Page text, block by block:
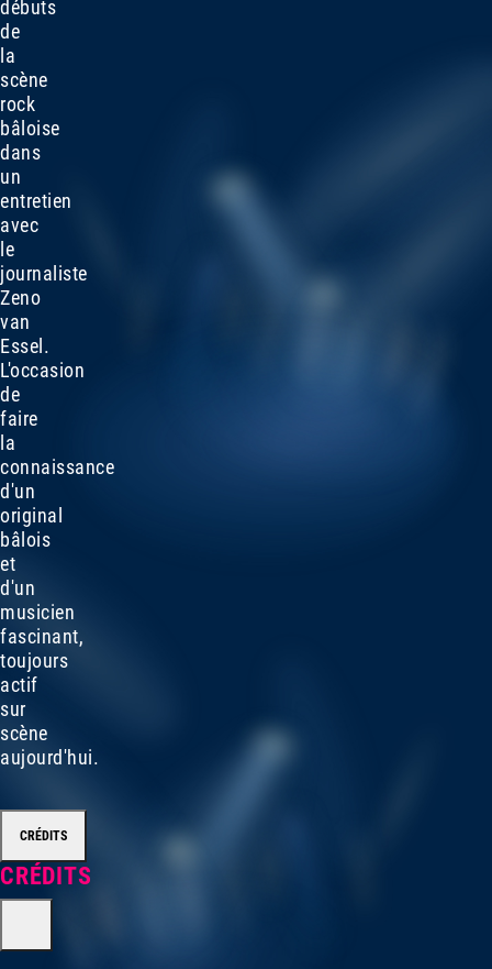
débuts
de
la
scène
rock
bâloise
dans
un
entretien
avec
le
journaliste
Zeno
van
Essel.
L'occasion
de
faire
la
connaissance
d'un
original
bâlois
et
d'un
musicien
fascinant,
toujours
actif
sur
scène
aujourd'hui.
CRÉDITS
CRÉDITS